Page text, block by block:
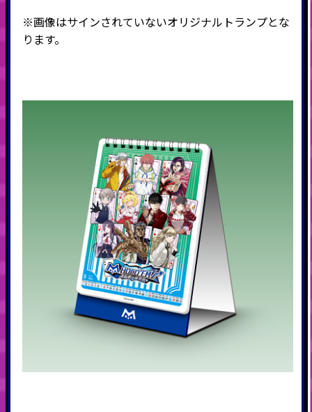
※画像はサインされていないオリジナルトランプとな
ります。